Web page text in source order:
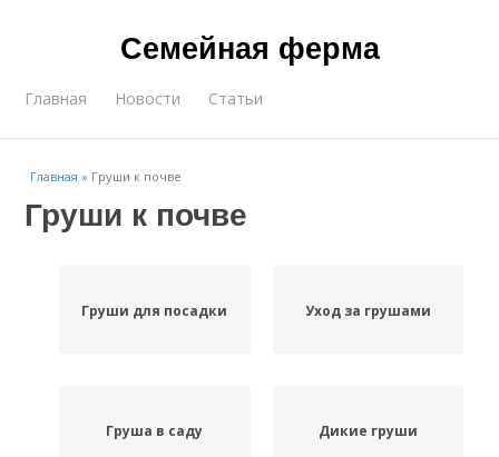
Семейная ферма
Главная Новости Статьи
Главная » Груши к почве
Груши к почве
Груши для посадки Уход за грушами
Груша в саду Дикие груши